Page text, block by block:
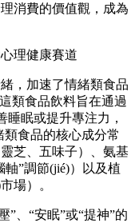
消費的價值觀，成為
理健康賽道
，加速了情緒類食品
類食品飲料旨在通過
眠或提升專注力，
食品的核心成分常
芝、五味子）、氨基
”調節(jié)）以及植
場）。
”、“安眠”或“提神”的